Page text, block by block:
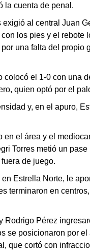
la cuenta de penal.
al central Juan
los pies y el rebote
una falta del propio
colocó el 1-0 con una
quien optó por el
y, en el apuro,
el área y el
Torres metió un
de juego.
Estrella Norte, le
terminaron en
Rodrigo Pérez
se posicionaron por
que cortó con